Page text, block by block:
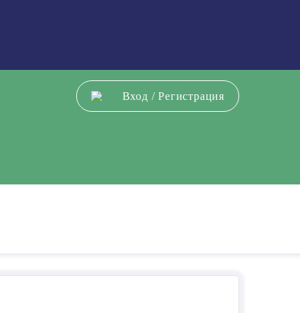
Вход /Регистрация